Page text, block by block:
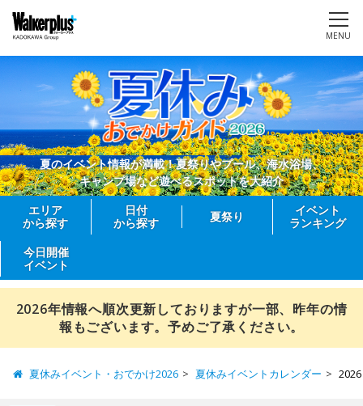
MENU
夏のイベント情報が満載！夏祭りやプール、海水浴場、
キャンプ場など遊べるスポットを大紹介
エリア
から探す
日付
から探す
夏祭り
イベント
ランキング
今日開催
イベント
2026年情報へ順次更新しておりますが一部、昨年の情
報もございます。予めご了承ください。
夏休みイベント・おでかけ2026 夏休みイベントカレンダー